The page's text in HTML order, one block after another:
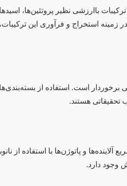
در زمینه استخراج و فرآوری این
برخوردار است. استفاده از
تحقیقاتی هستند.
و پاتوژن‌ها با استفاده از
وجود دارد.